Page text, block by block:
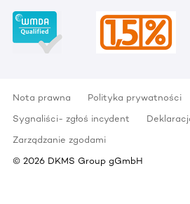
Nota prawna Polityka prywatności
Sygnaliści- zgłoś incydent
Zarządzanie zgodami
© 2026 DKMS Group gGmbH